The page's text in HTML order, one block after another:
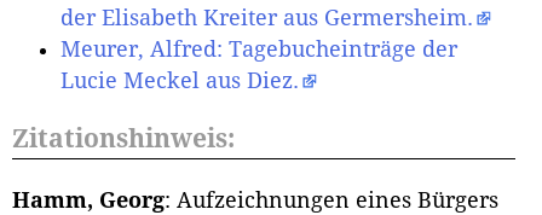
der Elisabeth Kreiter aus Germersheim.
Meurer, Alfred: Tagebucheinträge der
Lucie Meckel aus Diez.
Zitationshinweis:
Hamm, Georg: Aufzeichnungen eines Bürgers